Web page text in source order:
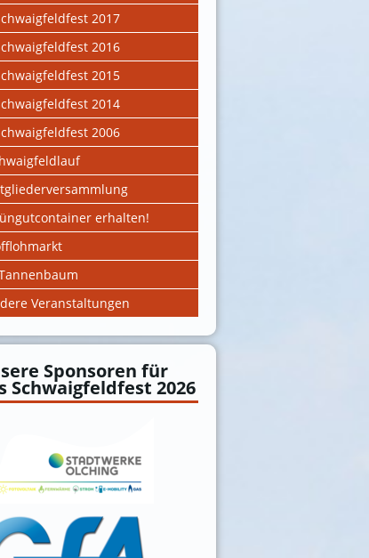
2017
2016
2015
2014
2006
erhalten!
Veranstaltungen
Sponsoren für
Schwaigfeldfest 2026